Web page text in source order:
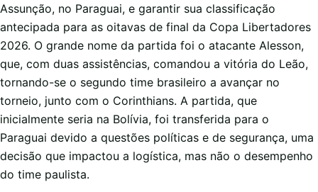
Assunção, no Paraguai, e garantir sua classificação
antecipada para as oitavas de final da Copa Libertadores
2026. O grande nome da partida foi o atacante Alesson,
que, com duas assistências, comandou a vitória do Leão,
tornando-se o segundo time brasileiro a avançar no
torneio, junto com o Corinthians. A partida, que
inicialmente seria na Bolívia, foi transferida para o
Paraguai devido a questões políticas e de segurança, uma
decisão que impactou a logística, mas não o desempenho
do time paulista.